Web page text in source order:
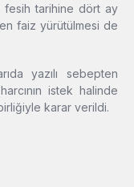
fesih tarihine dört ay
faiz yürütülmesi de
yazılı sebepten
istek halinde
karar verildi.